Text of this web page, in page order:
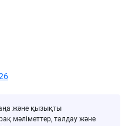
және қызықты
мәліметтер, талдау және